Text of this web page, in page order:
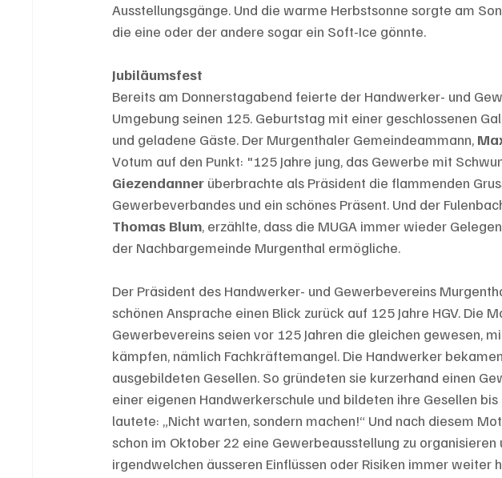
Ausstellungsgänge. Und die warme Herbstsonne sorgte am
die eine oder der andere sogar ein Soft-Ice gönnte.
Jubiläumsfest
Bereits am Donnerstagabend feierte der Handwerker- und
Umgebung seinen 125. Geburtstag mit einer geschlossenen
und geladene Gäste. Der Murgenthaler Gemeindeammann,
Votum auf den Punkt: "125 Jahre jung, das Gewerbe mit
Giezendanner überbrachte als Präsident die flammenden
Gewerbeverbandes und ein schönes Präsent. Und der
Thomas Blum, erzählte, dass die MUGA immer wieder
der Nachbargemeinde Murgenthal ermögliche.
Der Präsident des Handwerker- und Gewerbevereins
schönen Ansprache einen Blick zurück auf 125 Jahre HGV. Die
Gewerbevereins seien vor 125 Jahren die gleichen gewesen,
kämpfen, nämlich Fachkräftemangel. Die Handwerker
ausgebildeten Gesellen. So gründeten sie kurzerhand einen
einer eigenen Handwerkerschule und bildeten ihre Gesellen
lautete: „Nicht warten, sondern machen!“ Und nach diesem
schon im Oktober 22 eine Gewerbeausstellung zu
irgendwelchen äusseren Einflüssen oder Risiken immer weiter